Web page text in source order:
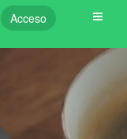
Acceso